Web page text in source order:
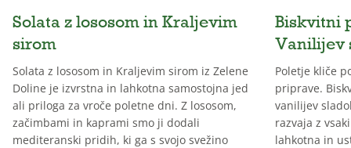
Solata z lososom in Kraljevim
sirom
Solata z lososom in Kraljevim sirom iz Zelene
Doline je izvrstna in lahkotna samostojna jed
ali priloga za vroče poletne dni. Z lososom,
začimbami in kaprami smo ji dodali
mediteranski pridih, ki ga s svojo svežino
Biskvitni
Vanilijev
Poletje kliče
priprave.
vanilijev
razvaja z
lahkotna in